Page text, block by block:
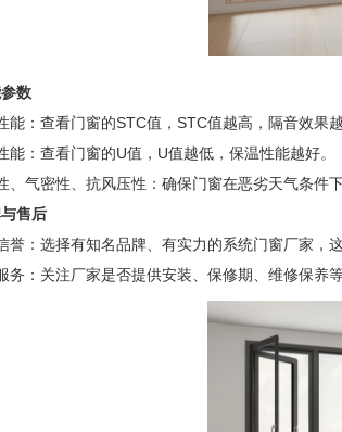
数
：查看门窗的STC值，STC值越高，隔音效果越
：查看门窗的U值，U值越低，保温性能越好。
气密性、抗风压性：确保门窗在恶劣天气条件下
售后
选择有知名品牌、有实力的系统门窗厂家，这
：关注厂家是否提供安装、保修期、维修保养等